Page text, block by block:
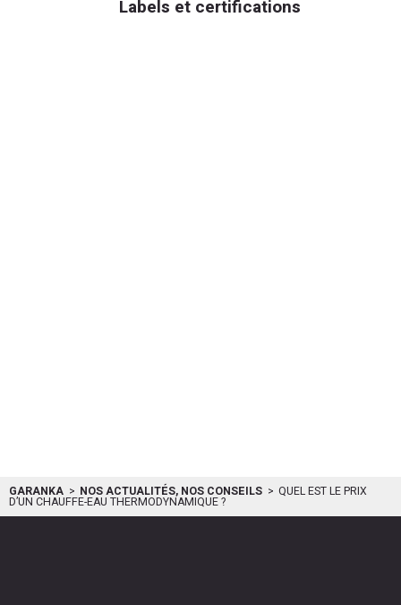
Labels et certifications
GARANKA NOS ACTUALITÉS, NOS CONSEILS QUEL EST LE PRIX
D’UN CHAUFFE-EAU THERMODYNAMIQUE ?